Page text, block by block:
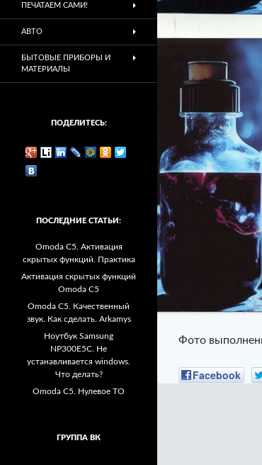
Фото
Facebook
ПЕЧАТАЕМ САМИ!
АВТО
БЫТОВЫЕ ПРИБОРЫ И
МАТЕРИАЛЫ
ПОДЕЛИТЕСЬ:
ПОСЛЕДНИЕ СТАТЬИ:
Omoda C5. Активация
скрытых функций. Практика
Активация скрытых функций
Omoda C5
Omoda C5. Качественный
звук. Как сделать. Arkamys
Ноутбук Samsung
NP300E5C. Не
устанавливается windows.
Что делать?
Omoda C5. Нулевое ТО
ГРУППА ВК